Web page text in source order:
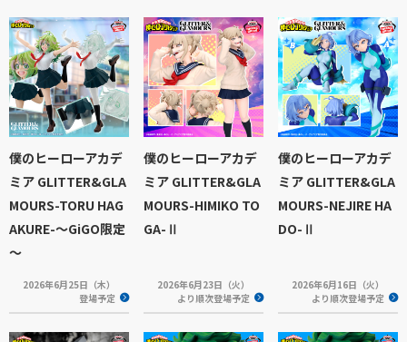
僕のヒーローアカデ
ミア GLITTER&GLA
MOURS-TORU HAG
AKURE-～GiGO限定
～
2026年6月25日（木）
登場予定
僕のヒーローアカデ
ミア GLITTER&GLA
MOURS-HIMIKO TO
GA-Ⅱ
2026年6月23日（火）
より順次登場予定
僕のヒーローアカデ
ミア GLITTER&GLA
MOURS-NEJIRE HA
DO-Ⅱ
2026年6月16日（火）
より順次登場予定